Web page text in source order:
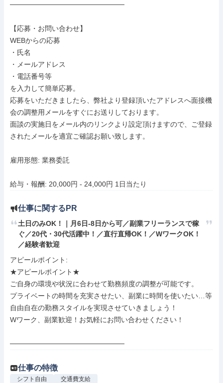
───────────────────────
【応募・お問い合わせ】
WEBからの応募
・氏名
・メールアドレス
・電話番号等
を入力して簡単応募。
応募をいただきましたら、弊社より登録頂いたアドレスへ面接機
会の調整用メールをすぐにお送りしております。
面談の実施日をメール内のリンクより設定頂けますので、ご登録
されたメールを適宜ご確認お願い致します。
雇用形態: 業務委託
給与・報酬: 20,000円 - 24,000円 1日当たり
仕事に関するPR
土日のみOK！｜月6日-8日から可／副業フリーランスで稼
ぐ／20代・30代活躍中！／直行直帰OK！／WワークOK！
／経験者歓迎
アピールポイント:
★アピールポイント★
ご自身の環境や状況に合わせて勤務頻度の調整が可能です。
プライベートの時間を充実させたい、副業に時間を使いたい…等
自由自在の勤務スタイルを実現させていきましょう！
Wワーク、副業歓迎！お気軽にお問い合わせください！
───────────────────────
仕事の特徴
シフト自由 交通費支給